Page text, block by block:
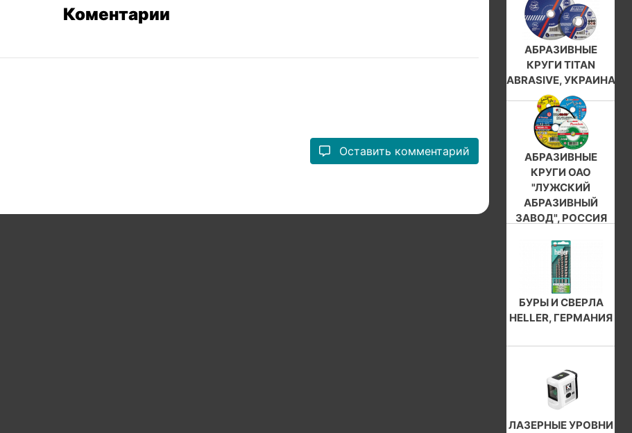
Коментарии
Оставить комментарий
АБРАЗИВНЫЕ
КРУГИ TITAN
ABRASIVE, УКРАИНА
АБРАЗИВНЫЕ
КРУГИ ОАО
"ЛУЖСКИЙ
АБРАЗИВНЫЙ
ЗАВОД", РОССИЯ
БУРЫ И СВЕРЛА
HELLER, ГЕРМАНИЯ
ЛАЗЕРНЫЕ УРОВНИ